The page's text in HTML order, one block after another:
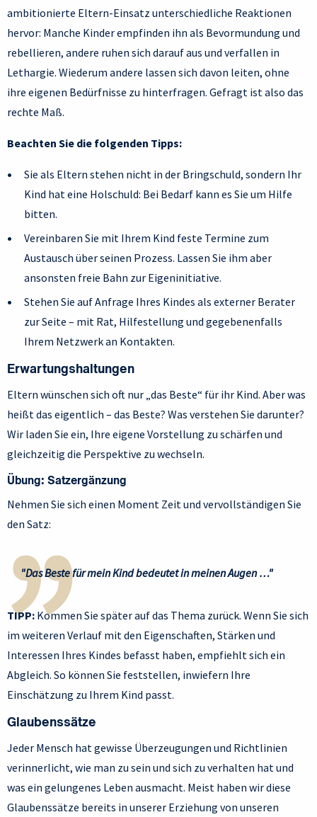
ambitionierte Eltern-Einsatz unterschiedliche Reaktionen
hervor: Manche Kinder empfinden ihn als Bevormundung und
rebellieren, andere ruhen sich darauf aus und verfallen in
Lethargie. Wiederum andere lassen sich davon leiten, ohne
ihre eigenen Bedürfnisse zu hinterfragen. Gefragt ist also das
rechte Maß.
Beachten Sie die folgenden Tipps:
Sie als Eltern stehen nicht in der Bringschuld, sondern Ihr
Kind hat eine Holschuld: Bei Bedarf kann es Sie um Hilfe
bitten.
Vereinbaren Sie mit Ihrem Kind feste Termine zum
Austausch über seinen Prozess. Lassen Sie ihm aber
ansonsten freie Bahn zur Eigeninitiative.
Stehen Sie auf Anfrage Ihres Kindes als externer Berater
zur Seite – mit Rat, Hilfestellung und gegebenenfalls
Ihrem Netzwerk an Kontakten.
Erwartungshaltungen
Eltern wünschen sich oft nur „das Beste“ für ihr Kind. Aber was
heißt das eigentlich – das Beste? Was verstehen Sie darunter?
Wir laden Sie ein, Ihre eigene Vorstellung zu schärfen und
gleichzeitig die Perspektive zu wechseln.
Übung: Satzergänzung
Nehmen Sie sich einen Moment Zeit und vervollständigen Sie
den Satz:
"Das Beste für mein Kind bedeutet in meinen Augen …"
TIPP: Kommen Sie später auf das Thema zurück. Wenn Sie sich
im weiteren Verlauf mit den Eigenschaften, Stärken und
Interessen Ihres Kindes befasst haben, empfiehlt sich ein
Abgleich. So können Sie feststellen, inwiefern Ihre
Einschätzung zu Ihrem Kind passt.
Glaubenssätze
Jeder Mensch hat gewisse Überzeugungen und Richtlinien
verinnerlicht, wie man zu sein und sich zu verhalten hat und
was ein gelungenes Leben ausmacht. Meist haben wir diese
Glaubenssätze bereits in unserer Erziehung von unseren